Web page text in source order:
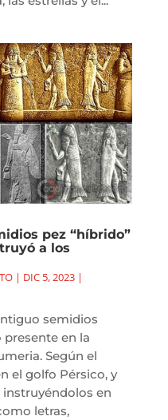
pez “híbrido”
a los
| DIC 5, 2023|
semidios
en la
Según el
el golfo Pérsico, y
en
letras,